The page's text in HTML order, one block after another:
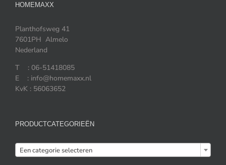
HOMEMAXX
Planthofsweg 41
7601PH Almelo
Nederland
T : 06-51418085
E : info@homemaxx.nl
KvK : 56063652
PRODUCTCATEGORIEËN
Een categorie selecteren